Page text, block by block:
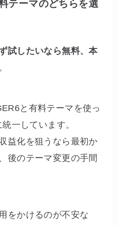
テーマのどちらを選
試したいなら無料、本
と有料テーマを使っ
一しています。
益化を狙うなら最初か
後のテーマ変更の手間
をかけるのが不安な